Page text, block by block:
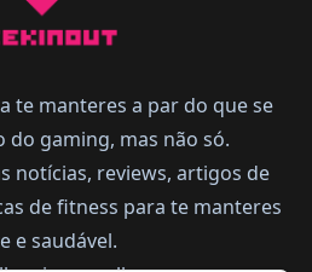
te manteres a par do que se
do gaming, mas não só.
notícias, reviews, artigos de
de fitness para te manteres
e saudável.